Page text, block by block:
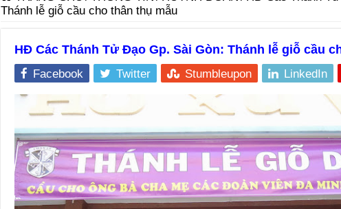
Thánh lễ giỗ cầu cho thân thụ mẫu
HĐ Các Thánh Tử Đạo Gp. Sài Gòn: Thánh lễ giỗ cầu
Facebook Twitter Stumbleupon LinkedIn